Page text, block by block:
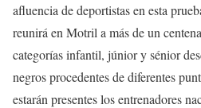
afluencia de deportistas en esta
reunirá en Motril a más de un
categorías infantil, júnior y sénior
negros procedentes de diferentes
estarán presentes los entrenadores